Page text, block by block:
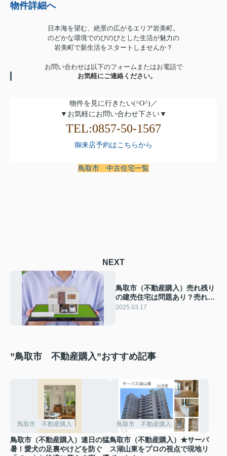
物件詳細へ
日本海を望む、絶景の広がるエリア岩美町。
のどかな環境でのびのびとした生活が魅力の
岩美町で新生活をスタートしませんか？
お問い合わせは以下のフォームまたはお電話で
お気軽にご連絡ください。
物件を見に行きたい(^O^)／
▼お気軽にお問い合わせ下さい▼
TEL:0857​-50​-1567
御来店予約はこちらから
鳥取市 中古住宅一覧
NEXT
鳥取市（不動産購入）売れ残り
の建売住宅は問題あり？売れ残
る理由や購入するメリット・注
2025.03.17
”鳥取市 不動産購入”おすすめ記事
鳥取市 不動産購入
鳥取市（不動産購入）連日の猛
暑！愛犬の足裏やけどを防ぐ
鳥取市 不動産購入
鳥取市（不動産購入）★サーパ
ス湖山東をプロの視点で現地リ